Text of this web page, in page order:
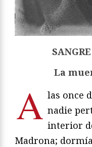
La
A las once
nadie
interior
Madrona;